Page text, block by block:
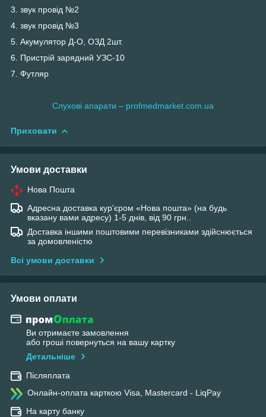
3. звук провід №2
4. звук провід №3
5. Акумулятор Д-О, ОЗД 2шт.
6. Пристрій зарядний УЗС-10
7. Футляр
Слухові апарати – profmedmarket.com.ua
Приховати
Умови доставки
Нова Пошта
Адресна доставка кур'єром «Нова пошта» (на будь
вказану вами адресу) 1-5 днів, від 90 грн..
Доставка іншими поштовими перевізниками здійснюється
за домовленістю
Всі умови доставки
Умови оплати
Ви отримаєте замовлення
або гроші повернуться на вашу картку
Детальніше
Післяплата
Онлайн-оплата карткою Visa, Mastercard - LiqPay
На карту банку